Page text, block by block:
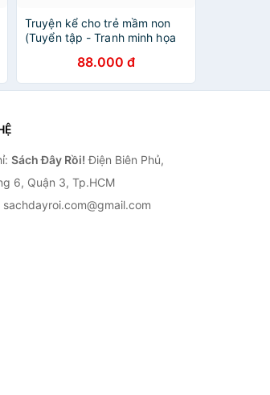
Truyện kể cho trẻ mầm non
(Tuyển tập - Tranh minh họa
dục mầm non)88.000 đ
Sách Đây Rồi! Điện Biên Phủ,
6, Quận 3, Tp.HCM
sachdayroi.com@gmail.com